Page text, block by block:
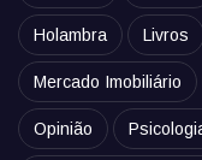
Holambra Livros
Mercado Imobiliário
Opinião